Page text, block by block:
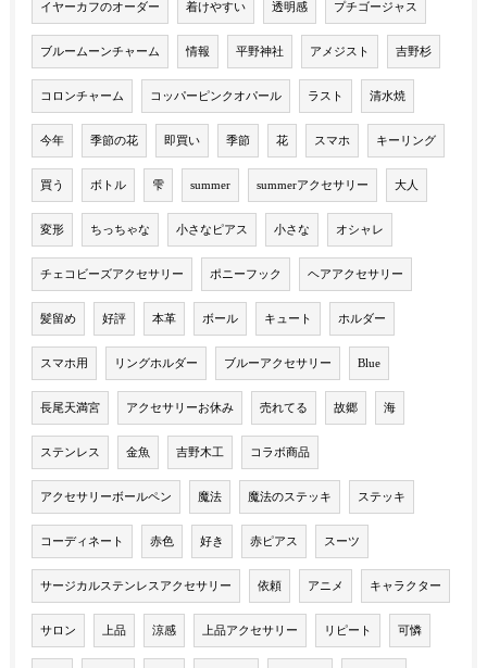
イヤーカフのオーダー 着けやすい 透明感 プチゴージャス
ブルームーンチャーム 情報 平野神社 アメジスト 吉野杉
コロンチャーム コッパーピンクオパール ラスト 清水焼
今年 季節の花 即買い 季節 花 スマホ キーリング
買う ボトル 雫 summer summerアクセサリー 大人
変形 ちっちゃな 小さなピアス 小さな オシャレ
チェコビーズアクセサリー ポニーフック ヘアアクセサリー
髪留め 好評 本革 ボール キュート ホルダー
スマホ用 リングホルダー ブルーアクセサリー Blue
長尾天満宮 アクセサリーお休み 売れてる 故郷 海
ステンレス 金魚 吉野木工 コラボ商品
アクセサリーボールペン 魔法 魔法のステッキ ステッキ
コーディネート 赤色 好き 赤ピアス スーツ
サージカルステンレスアクセサリー 依頼 アニメ キャラクター
サロン 上品 涼感 上品アクセサリー リピート 可憐